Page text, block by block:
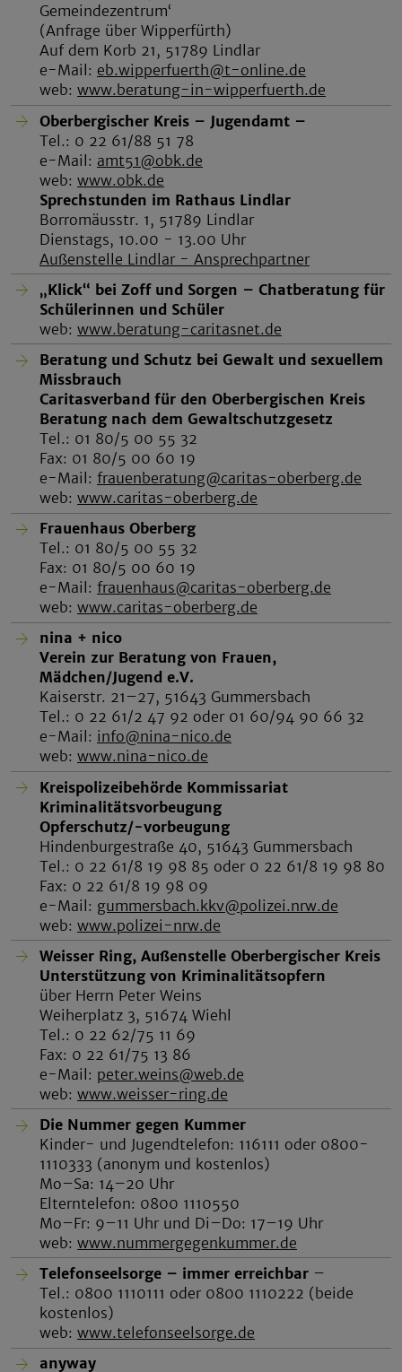
Gemeindezentrum‘
(Anfrage über Wipperfürth)
Auf dem Korb 21, 51789 Lindlar
e-Mail: eb.wipperfuerth@t-online.de
web: www.beratung-in-wipperfuerth.de
Oberbergischer Kreis – Jugendamt –
Tel.: 0 22 61/88 51 78
e-Mail: amt51@obk.de
web: www.obk.de
Sprechstunden im Rathaus Lindlar
Borromäusstr. 1, 51789 Lindlar
Dienstags, 10.00 - 13.00 Uhr
Außenstelle Lindlar - Ansprechpartner
„Klick“ bei Zoff und Sorgen – Chatberatung für
Schülerinnen und Schüler
web: www.beratung-caritasnet.de
Beratung und Schutz bei Gewalt und sexuellem
Missbrauch
Caritasverband für den Oberbergischen Kreis
Beratung nach dem Gewaltschutzgesetz
Tel.: 01 80/5 00 55 32
Fax: 01 80/5 00 60 19
e-Mail: frauenberatung@caritas-oberberg.de
web: www.caritas-oberberg.de
Frauenhaus Oberberg
Tel.: 01 80/5 00 55 32
Fax: 01 80/5 00 60 19
e-Mail: frauenhaus@caritas-oberberg.de
web: www.caritas-oberberg.de
nina + nico
Verein zur Beratung von Frauen,
Mädchen/Jugend e.V.
Kaiserstr. 21–27, 51643 Gummersbach
Tel.: 0 22 61/2 47 92 oder 01 60/94 90 66 32
e-Mail: info@nina-nico.de
web: www.nina-nico.de
Kreispolizeibehörde Kommissariat
Kriminalitätsvorbeugung
Opferschutz/-vorbeugung
Hindenburgestraße 40, 51643 Gummersbach
Tel.: 0 22 61/8 19 98 85 oder 0 22 61/8 19 98 80
Fax: 0 22 61/8 19 98 09
e-Mail: gummersbach.kkv@polizei.nrw.de
web: www.polizei-nrw.de
Weisser Ring, Außenstelle Oberbergischer Kreis
Unterstützung von Kriminalitätsopfern
über Herrn Peter Weins
Weiherplatz 3, 51674 Wiehl
Tel.: 0 22 62/75 11 69
Fax: 0 22 61/75 13 86
e-Mail: peter.weins@web.de
web: www.weisser-ring.de
Die Nummer gegen Kummer
Kinder- und Jugendtelefon: 116111 oder 0800-
1110333 (anonym und kostenlos)
Mo–Sa: 14–20 Uhr
Elterntelefon: 0800 1110550
Mo–Fr: 9–11 Uhr und Di–Do: 17–19 Uhr
web: www.nummergegenkummer.de
Telefonseelsorge – immer erreichbar –
Tel.: 0800 1110111 oder 0800 1110222 (beide
kostenlos)
web: www.telefonseelsorge.de
anyway